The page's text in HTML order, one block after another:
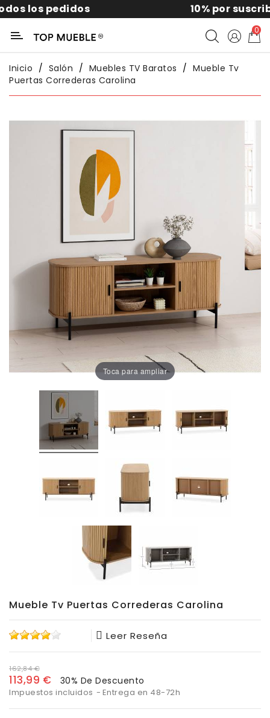
10% por suscribirte a la news
Categoría
Exterior
Dormitorio
Oficina
Baño
0
Inicio Salón Muebles TV Baratos
Mueble Tv
Puertas Correderas Carolina
Toca para ampliar
Mueble Tv Puertas Correderas Carolina
Leer Reseña
162,84 €
113,99 € 30% De Descuento
Impuestos incluidos Entrega en 48-72h